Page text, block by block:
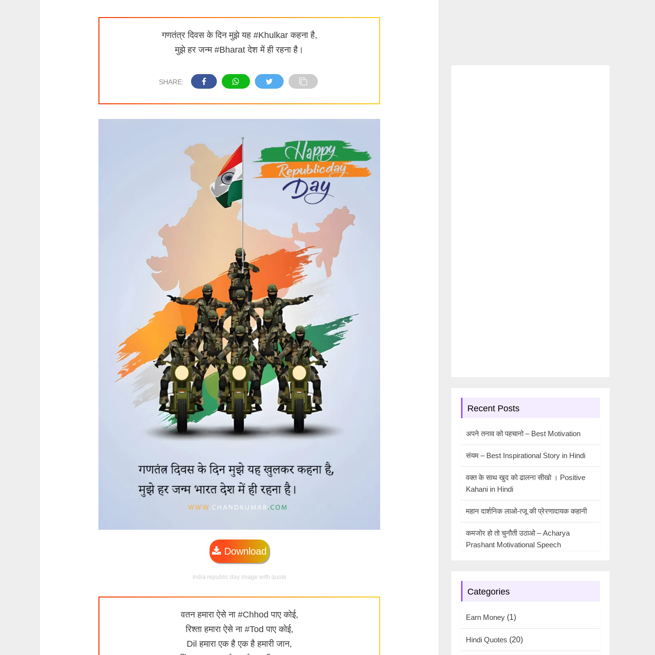
गणतंत्र दिवस के दिन मुझे यह #Khulkar कहना है,
मुझे हर जन्म #Bharat देश में ही रहना है।
SHARE:
Download
india republic day image with quote
वतन हमारा ऐसे ना #Chhod पाए कोई,
रिश्ता हमारा ऐसे ना #Tod पाए कोई,
Dil हमारा एक है एक है हमारी जान,
Recent Posts
अपने तनाव को पहचानो – Best Motivation
संयम – Best Inspirational Story in Hindi
वक्त के साथ खुद को ढालना सीखो । Positive
Kahani in Hindi
महान दार्शनिक लाओ-त्जू की प्रेरणादायक कहानी
कमजोर हो तो चुनौती उठाओ – Acharya
Prashant Motivational Speech
Categories
Earn Money (1)
Hindi Quotes (20)